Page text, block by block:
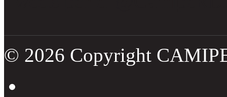
© 2026 Copyright